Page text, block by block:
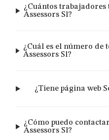
¿Cuántos trabajadores
Assessors Sl?
¿Cuál es el número de
Assessors Sl?
¿Tiene página web
¿Cómo puedo
Assessors Sl?